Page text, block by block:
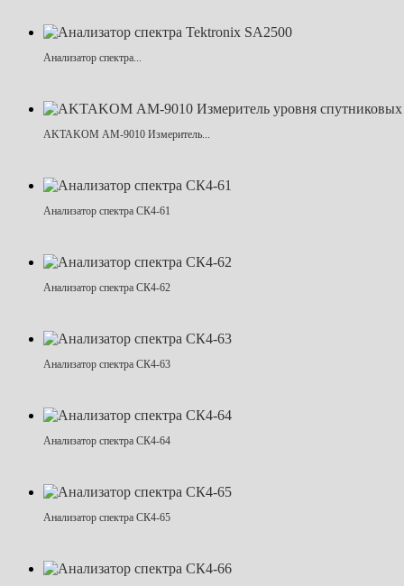
Анализатор спектра...
AKTAKOM АМ-9010 Измеритель...
Анализатор спектра СК4-61
Анализатор спектра СК4-62
Анализатор спектра СК4-63
Анализатор спектра СК4-64
Анализатор спектра СК4-65